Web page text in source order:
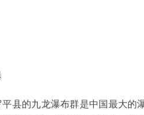
县的九龙瀑布群是中国最大的